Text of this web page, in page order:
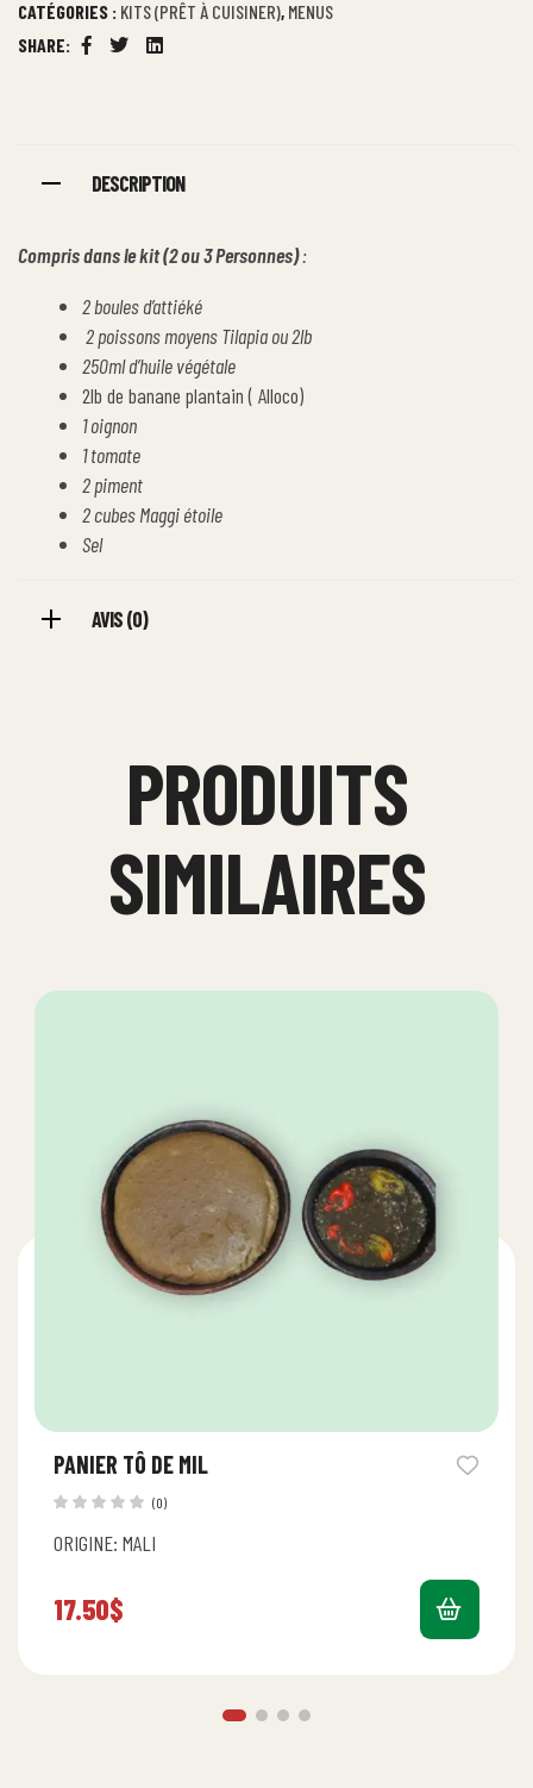
CATÉGORIES : KITS (PRÊT À CUISINER), MENUS
SHARE:
Facebook
TwitterLinkedin
DESCRIPTION
Compris dans le kit (2 ou 3 Personnes):
​2 boules d’attiéké​
2 poissons moyens Tilapia ou 2lb
250ml d’huile végétale​
2lb de banane plantain ( Alloco)
1 oignon​
1 tomate​
2 piment​
2 cubes Maggi étoile​
Sel
AVIS (0)
PRODUITS
SIMILAIRES
PANIER TÔ DE MIL
(0)
ORIGINE: MALI
17.50$